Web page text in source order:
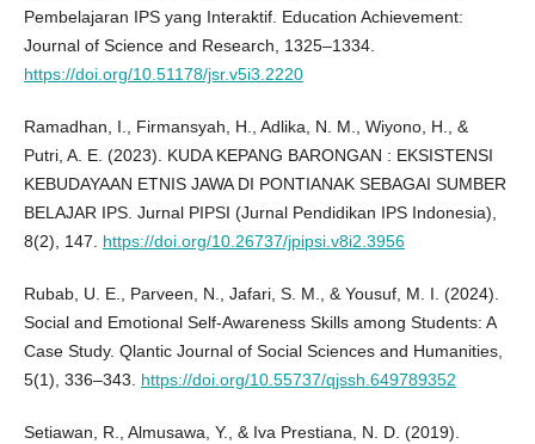
Pembelajaran IPS yang Interaktif. Education Achievement:
Journal of Science and Research, 1325–1334.
https://doi.org/10.51178/jsr.v5i3.2220
Ramadhan, I., Firmansyah, H., Adlika, N. M., Wiyono, H., &
Putri, A. E. (2023). KUDA KEPANG BARONGAN : EKSISTENSI
KEBUDAYAAN ETNIS JAWA DI PONTIANAK SEBAGAI SUMBER
BELAJAR IPS. Jurnal PIPSI (Jurnal Pendidikan IPS Indonesia),
8(2), 147. https://doi.org/10.26737/jpipsi.v8i2.3956
Rubab, U. E., Parveen, N., Jafari, S. M., & Yousuf, M. I. (2024).
Social and Emotional Self-Awareness Skills among Students: A
Case Study. Qlantic Journal of Social Sciences and Humanities,
5(1), 336–343. https://doi.org/10.55737/qjssh.649789352
Setiawan, R., Almusawa, Y., & Iva Prestiana, N. D. (2019).